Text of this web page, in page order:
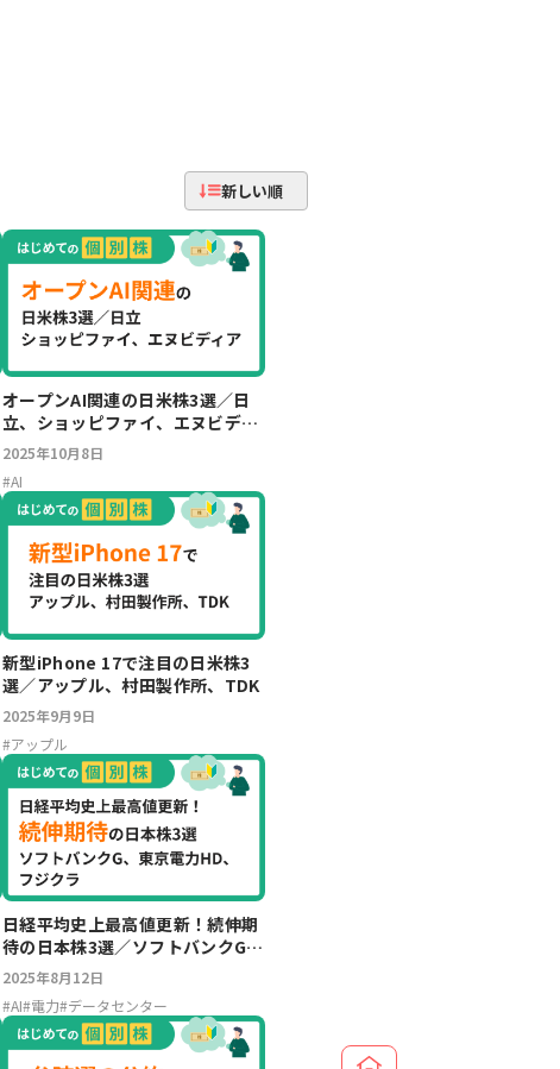
新しい順
オープンAI関連の日米株3選／日
立、ショッピファイ、エヌビディ
ア
2025年10月8日
#AI
新型iPhone 17で注目の日米株3
選／アップル、村田製作所、TDK
2025年9月9日
#アップル
日経平均史上最高値更新！続伸期
待の日本株3選／ソフトバンクG、
東京電力HD、フジクラ
2025年8月12日
#AI#電力#データセンター